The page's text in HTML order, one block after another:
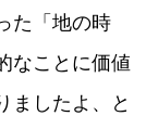
た「地の時
なことに価値
ましたよ、と